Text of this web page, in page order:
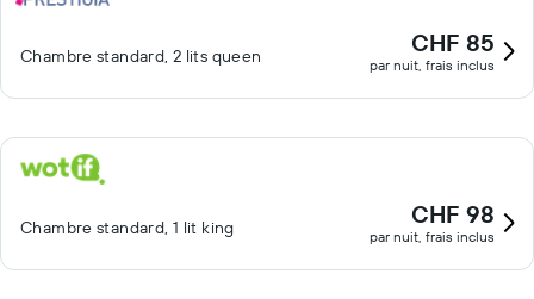
Chambre standard, 2 lits queen CHF 85
par nuit, frais inclus
Chambre standard, 1 lit king CHF 98
par nuit, frais inclus